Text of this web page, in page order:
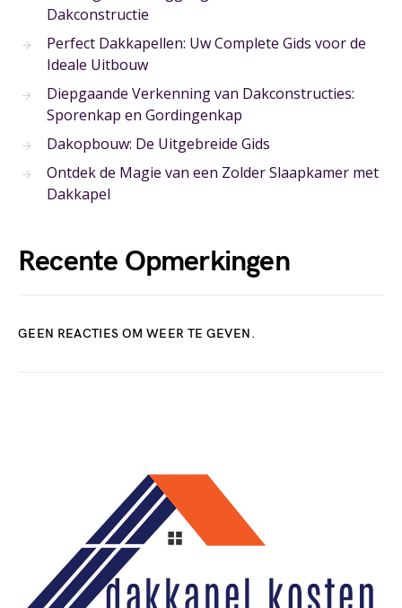
Dakconstructie
Perfect Dakkapellen: Uw Complete Gids voor de
Ideale Uitbouw
Diepgaande Verkenning van Dakconstructies:
Sporenkap en Gordingenkap
Dakopbouw: De Uitgebreide Gids
Ontdek de Magie van een Zolder Slaapkamer met
Dakkapel
Recente Opmerkingen
GEEN REACTIES OM WEER TE GEVEN.